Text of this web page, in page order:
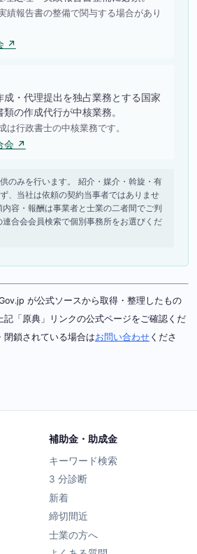
績報告書の整備で関与する場合があり
↗
成・代理提出を独占業務とする国家
の作成代行が中核業務。
は行政書士の中核業務です。
会 ↗
のみを行います。 紹介・媒介・斡旋・有
、当社は依頼の契約当事者ではありませ
容・報酬は事業者と士業の二者間でご判
合会会員検索で個別事務所をお選びくだ
が公式ソースから取得・整理したもの
「原典」リンクの公式ページをご確認くだ
閉鎖されている場合はお問い合わせ くださ
補助金・助成金
キーワード検索
3 分診断
新着
締切間近
士業の方へ